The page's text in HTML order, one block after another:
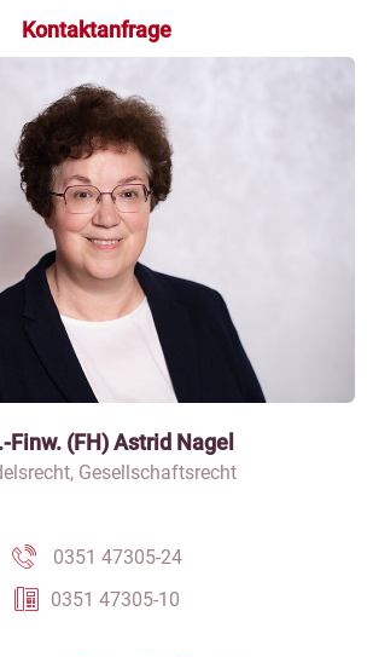
Kontaktanfrage
Finw. (FH) Astrid Nagel
Gesellschaftsrecht
0351 47305-24
0351 47305-10